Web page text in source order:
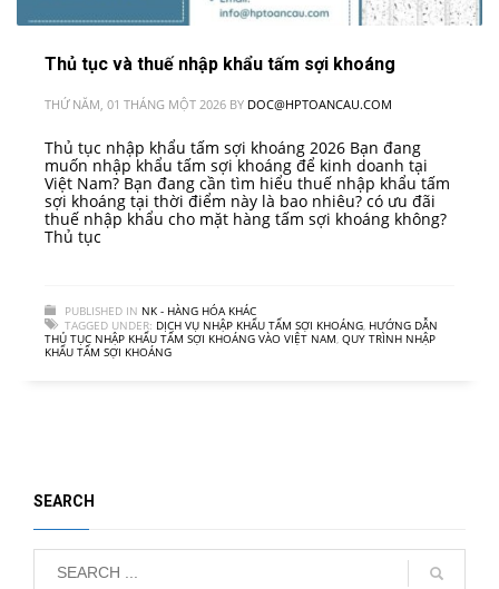
Thủ tục và thuế nhập khẩu tấm sợi khoáng
THỨ NĂM, 01 THÁNG MỘT 2026 BY DOC@HPTOANCAU.COM
Thủ tục nhập khẩu tấm sợi khoáng 2026 Bạn đang
muốn nhập khẩu tấm sợi khoáng để kinh doanh tại
Việt Nam? Bạn đang cần tìm hiểu thuế nhập khẩu tấm
sợi khoáng tại thời điểm này là bao nhiêu? có ưu đãi
thuế nhập khẩu cho mặt hàng tấm sợi khoáng không?
Thủ tục
PUBLISHED IN NK - HÀNG HÓA KHÁC
TAGGED UNDER: DỊCH VỤ NHẬP KHẨU TẤM SỢI KHOÁNG, HƯỚNG DẪN
THỦ TỤC NHẬP KHẨU TẤM SỢI KHOÁNG VÀO VIỆT NAM, QUY TRÌNH NHẬP
KHẨU TẤM SỢI KHOÁNG
SEARCH